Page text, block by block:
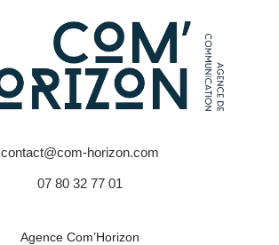
contact@com-horizon.com
07 80 32 77 01
Agence Com’Horizon